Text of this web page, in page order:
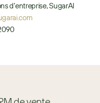
d’entreprise, SugarAI